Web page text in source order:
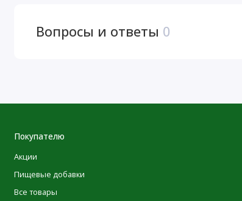
Предупреждения
Пищевая ценность
Размер порции:
Вопросы и ответы 0
Покупателю
Акции
Пищевые добавки
Все товары